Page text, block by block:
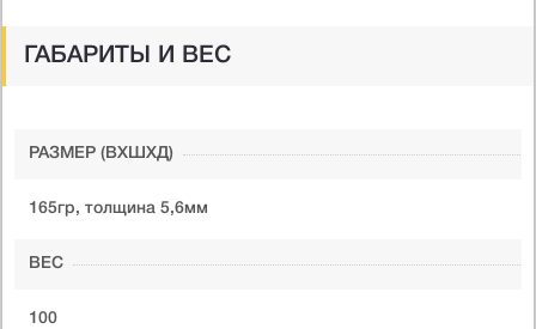
ГАБАРИТЫ И ВЕС
РАЗМЕР (ВXШXД)
165гр, толщина 5,6мм
ВЕС
100